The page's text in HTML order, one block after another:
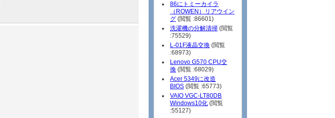
86にトミーカイラ
（ROWEN）リアウイン
グ (閲覧 :86601)
洗濯機の分解清掃 (閲覧
:75529)
L-01F液晶交換 (閲覧
:68973)
Lenovo G570 CPU交
換 (閲覧 :68029)
Acer 5349に改造
BIOS (閲覧 :65773)
VAIO VGC-LT80DB
Windows10化 (閲覧
:55127)